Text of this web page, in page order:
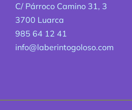
C/ Párroco Camino 31, 3
3700 Luarca
985 64 12 41
info@laberintogoloso.com